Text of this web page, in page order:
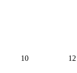
10 12